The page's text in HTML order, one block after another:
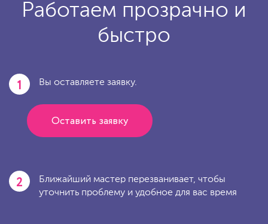
Работаем прозрачно и
быстро
1 Вы оставляете заявку.
Оставить заявку
2
Ближайший мастер перезванивает, чтобы
уточнить проблему и удобное для вас время